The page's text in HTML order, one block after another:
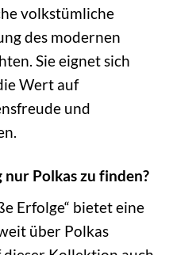
volkstümliche
des modernen
Sie eignet sich
Wert auf
und
nur Polkas zu finden?
Erfolge“ bietet eine
über Polkas